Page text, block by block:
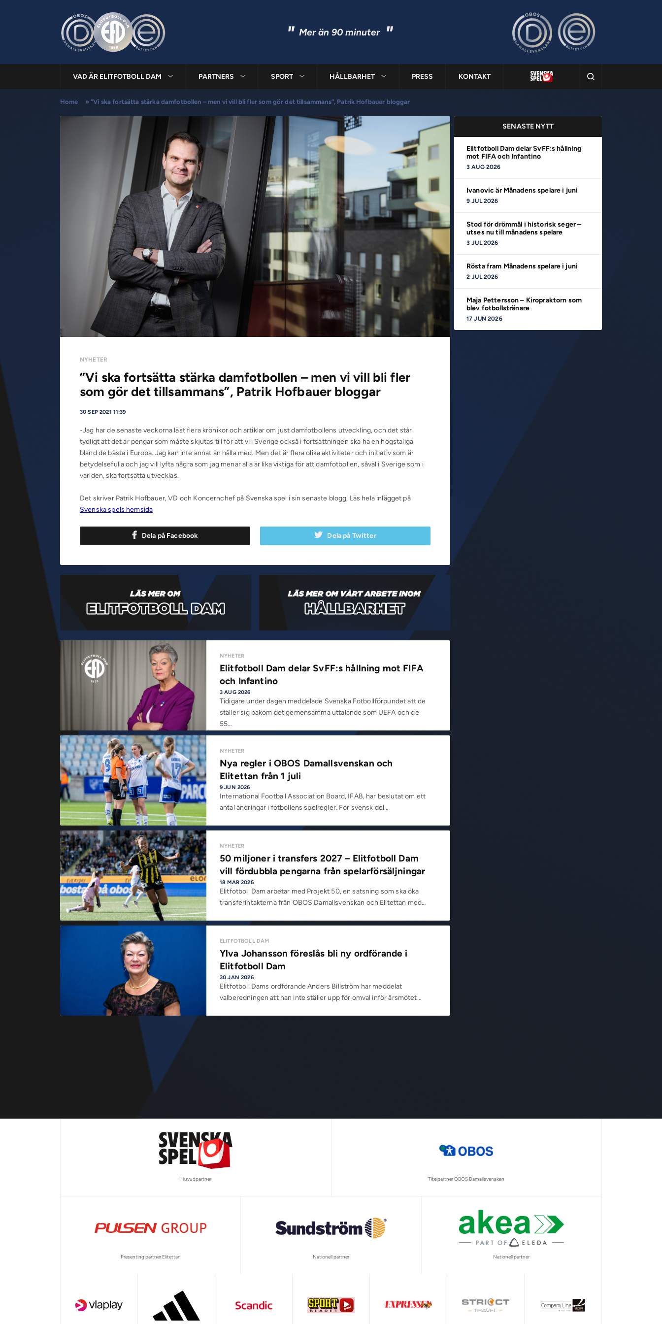
" Mer än 90 minuter "
VAD ÄR ELITFOTBOLL DAM PARTNERS SPORT HÅLLBARHET PRESS KONTAKT
Home »”Vi ska fortsätta stärka damfotbollen – men vi vill bli fler som gör det tillsammans”, Patrik Hofbauer bloggar
NYHETER
”Vi ska fortsätta stärka damfotbollen – men vi vill bli fler
som gör det tillsammans”, Patrik Hofbauer bloggar
30 SEP 2021 11:39
-Jag har de senaste veckorna läst flera krönikor och artiklar om just damfotbollens utveckling, och det står
tydligt att det är pengar som måste skjutas till för att vi i Sverige också i fortsättningen ska ha en högstaliga
bland de bästa i Europa. Jag kan inte annat än hålla med. Men det är flera olika aktiviteter och initiativ som är
betydelsefulla och jag vill lyfta några som jag menar alla är lika viktiga för att damfotbollen, såväl i Sverige som i
världen, ska fortsätta utvecklas.
Det skriver Patrik Hofbauer, VD och Koncernchef på Svenska spel i sin senaste blogg. Läs hela inlägget på
Svenska spels hemsida
Dela på Facebook Dela på Twitter
SENASTE NYTT
Elitfotboll Dam delar SvFF:s hållning
mot FIFA och Infantino
3 AUG 2026
Ivanovic är Månadens spelare i juni
9 JUL 2026
Stod för drömmål i historisk seger –
utses nu till månadens spelare
3 JUL 2026
Rösta fram Månadens spelare i juni
2 JUL 2026
Maja Pettersson – Kiropraktorn som
blev fotbollstränare
17 JUN 2026
NYHETER
Elitfotboll Dam delar SvFF:s hållning mot FIFA
och Infantino
3 AUG 2026
Tidigare under dagen meddelade Svenska Fotbollförbundet att de
ställer sig bakom det gemensamma uttalande som UEFA och de
55…
NYHETER
Nya regler i OBOS Damallsvenskan och
Elitettan från 1 juli
9 JUN 2026
International Football Association Board, IFAB, har beslutat om ett
antal ändringar i fotbollens spelregler. För svensk del…
NYHETER
50 miljoner i transfers 2027 – Elitfotboll Dam
vill fördubbla pengarna från spelarförsäljningar
18 MAR 2026
Elitfotboll Dam arbetar med Projekt 50, en satsning som ska öka
transferintäkterna från OBOS Damallsvenskan och Elitettan med…
ELITFOTBOLL DAM
Ylva Johansson föreslås bli ny ordförande i
Elitfotboll Dam
30 JAN 2026
Elitfotboll Dams ordförande Anders Billström har meddelat
valberedningen att han inte ställer upp för omval inför årsmötet…
Huvudpartner Titelpartner OBOS Damallsvenskan
Presenting partner Elitettan Nationell partner Nationell partner